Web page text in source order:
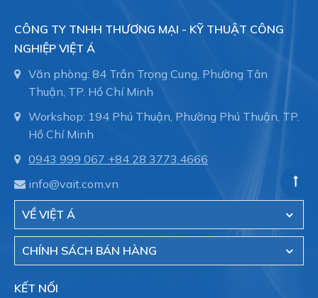
CÔNG TY TNHH THƯƠNG MẠI - KỸ THUẬT CÔNG
NGHIỆP VIỆT Á
Văn phòng: 84 Trần Trọng Cung, Phường Tân
Thuận, TP. Hồ Chí Minh
Workshop: 194 Phú Thuận, Phường Phú Thuận, TP.
Hồ Chí Minh
0943 999 067 +84 28 3773.4666
info@vait.com.vn
VỀ VIỆT Á
CHÍNH SÁCH BÁN HÀNG
KẾT NỐI